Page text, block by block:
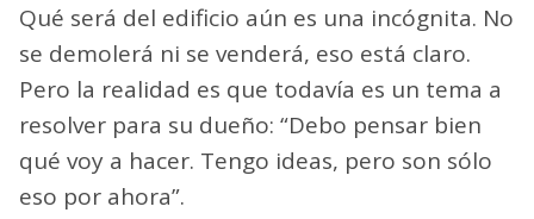
Qué será del edificio aún es una incógnita. No
se demolerá ni se venderá, eso está claro.
Pero la realidad es que todavía es un tema a
resolver para su dueño: “Debo pensar bien
qué voy a hacer. Tengo ideas, pero son sólo
eso por ahora”.